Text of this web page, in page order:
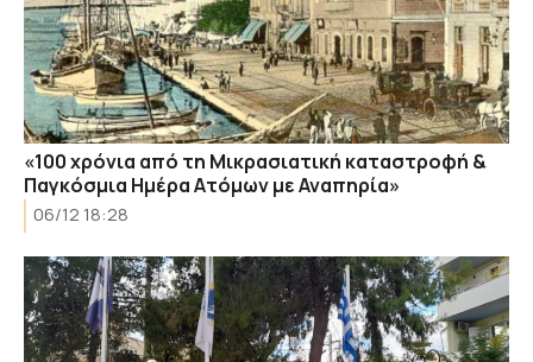
«100 χρόνια από τη Μικρασιατική καταστροφή &
Παγκόσμια Ημέρα Ατόμων με Αναπηρία»
06/12 18:28